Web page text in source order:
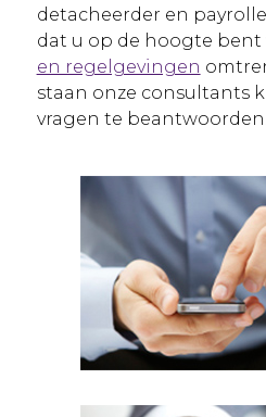
detacheerder en
dat u op de hoogte bent
en regelgevingen
staan onze consultants
vragen te beantwoorden.